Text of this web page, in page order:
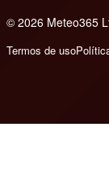
© 2026 Meteo365
Termos de uso